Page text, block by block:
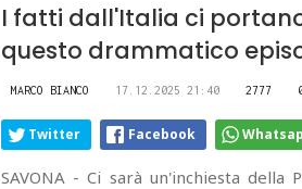
I fatti dall'Italia ci
questo drammatico
MARCO BIANCO 17.12.2025 21:40 2777
Twitter Facebook
SAVONA - Ci sarà un'inchiesta